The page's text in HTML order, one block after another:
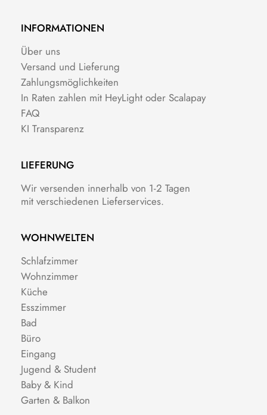
INFORMATIONEN
Über uns
Versand und Lieferung
Zahlungsmöglichkeiten
In Raten zahlen mit HeyLight oder Scalapay
FAQ
KI Transparenz
LIEFERUNG
Wir versenden innerhalb von 1-2 Tagen
mit verschiedenen Lieferservices.
WOHNWELTEN
Schlafzimmer
Wohnzimmer
Küche
Esszimmer
Bad
Büro
Eingang
Jugend & Student
Baby & Kind
Garten & Balkon